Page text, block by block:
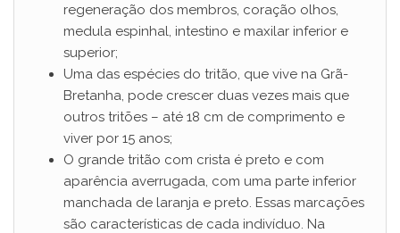
regeneração dos membros, coração olhos,
medula espinhal, intestino e maxilar inferior e
superior;
Uma das espécies do tritão, que vive na Grã-
Bretanha, pode crescer duas vezes mais que
outros tritões – até 18 cm de comprimento e
viver por 15 anos;
O grande tritão com crista é preto e com
aparência averrugada, com uma parte inferior
manchada de laranja e preto. Essas marcações
são características de cada indivíduo. Na